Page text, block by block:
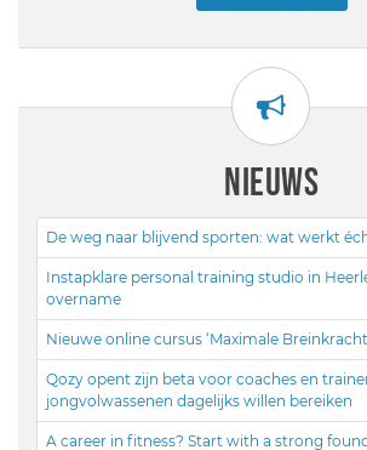
NIEUWS
De weg naar blijvend sporten: wat werkt
Instapklare personal training studio in
overname
Nieuwe online cursus ‘Maximale
Qozy opent zijn beta voor coaches en
jongvolwassenen dagelijks willen bereiken
A career in fitness? Start with a strong